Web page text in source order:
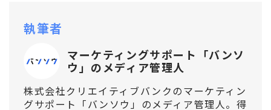
執筆者
マーケティングサポート「バンソ
ウ」のメディア管理人
株式会社クリエイティブバンクのマーケティン
グサポート「バンソウ」のメディア管理人。得